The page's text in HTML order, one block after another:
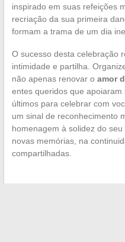
inspirado em suas refeições
recriação da sua primeira
formam a trama de um dia
O sucesso desta celebração
intimidade e partilha.
não apenas renovar o amor
entes queridos que
últimos para celebrar com
um sinal de reconhecimento
homenagem à solidez do
novas memórias, na
compartilhadas.